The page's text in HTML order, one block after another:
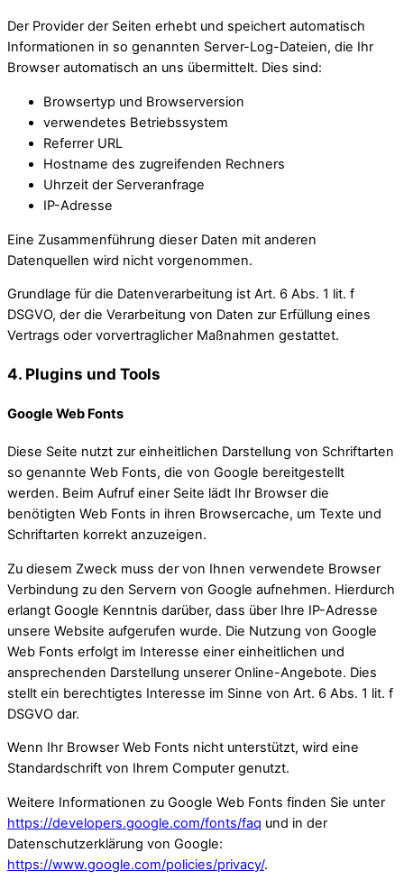
Der Provider der Seiten erhebt und speichert automatisch
Informationen in so genannten Server-Log-Dateien, die Ihr
Browser automatisch an uns übermittelt. Dies sind:
Browsertyp und Browserversion
verwendetes Betriebssystem
Referrer URL
Hostname des zugreifenden Rechners
Uhrzeit der Serveranfrage
IP-Adresse
Eine Zusammenführung dieser Daten mit anderen
Datenquellen wird nicht vorgenommen.
Grundlage für die Datenverarbeitung ist Art. 6 Abs. 1 lit. f
DSGVO, der die Verarbeitung von Daten zur Erfüllung eines
Vertrags oder vorvertraglicher Maßnahmen gestattet.
4. Plugins und Tools
Google Web Fonts
Diese Seite nutzt zur einheitlichen Darstellung von Schriftarten
so genannte Web Fonts, die von Google bereitgestellt
werden. Beim Aufruf einer Seite lädt Ihr Browser die
benötigten Web Fonts in ihren Browsercache, um Texte und
Schriftarten korrekt anzuzeigen.
Zu diesem Zweck muss der von Ihnen verwendete Browser
Verbindung zu den Servern von Google aufnehmen. Hierdurch
erlangt Google Kenntnis darüber, dass über Ihre IP-Adresse
unsere Website aufgerufen wurde. Die Nutzung von Google
Web Fonts erfolgt im Interesse einer einheitlichen und
ansprechenden Darstellung unserer Online-Angebote. Dies
stellt ein berechtigtes Interesse im Sinne von Art. 6 Abs. 1 lit. f
DSGVO dar.
Wenn Ihr Browser Web Fonts nicht unterstützt, wird eine
Standardschrift von Ihrem Computer genutzt.
Weitere Informationen zu Google Web Fonts finden Sie unter
https://developers.google.com/fonts/faq und in der
Datenschutzerklärung von Google:
https://www.google.com/policies/privacy/.